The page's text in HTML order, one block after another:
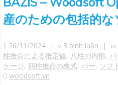
産のための包括的な
26/11/2024 | 3 bình luận |
柱推命による推定値, 八柱の内部, バ
ケージ, 四柱推命の株式, パー, ソフ
woodsoft.vn